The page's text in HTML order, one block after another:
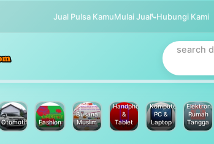
Jual Pulsa KamuMulai Jual Hubungi Kami
Otomotif Fashion
Busana
Muslim
Handphone
&
Tablet
Komputer
PC &
Laptop
Elektronik
Rumah
Tangga